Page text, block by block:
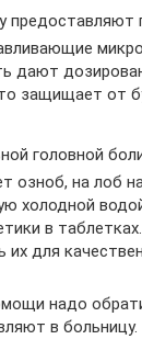
предоставляют
дают
защищает от
головной
озноб, на лоб
холодной
в
их для
надо
в больницу.